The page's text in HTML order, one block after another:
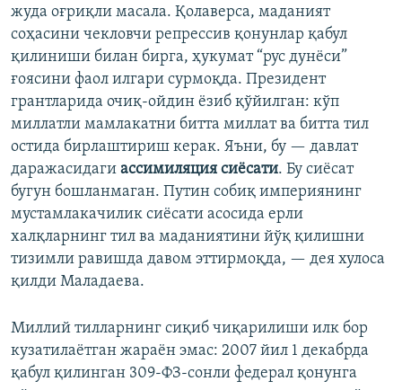
жуда оғриқли масала. Қолаверса, маданият
соҳасини чекловчи репрессив қонунлар қабул
қилиниши билан бирга, ҳукумат “рус дунёси”
ғоясини фаол илгари сурмоқда. Президент
грантларида очиқ-ойдин ёзиб қўйилган: кўп
миллатли мамлакатни битта миллат ва битта тил
остида бирлаштириш керак. Яъни, бу — давлат
даражасидаги ассимиляция сиёсати. Бу сиёсат
бугун бошланмаган. Путин собиқ империянинг
мустамлакачилик сиёсати асосида ерли
халқларнинг тил ва маданиятини йўқ қилишни
тизимли равишда давом эттирмоқда, — дея хулоса
қилди Маладаева.
Миллий тилларнинг сиқиб чиқарилиши илк бор
кузатилаётган жараён эмас: 2007 йил 1 декабрда
қабул қилинган 309-ФЗ-сонли федерал қонунга